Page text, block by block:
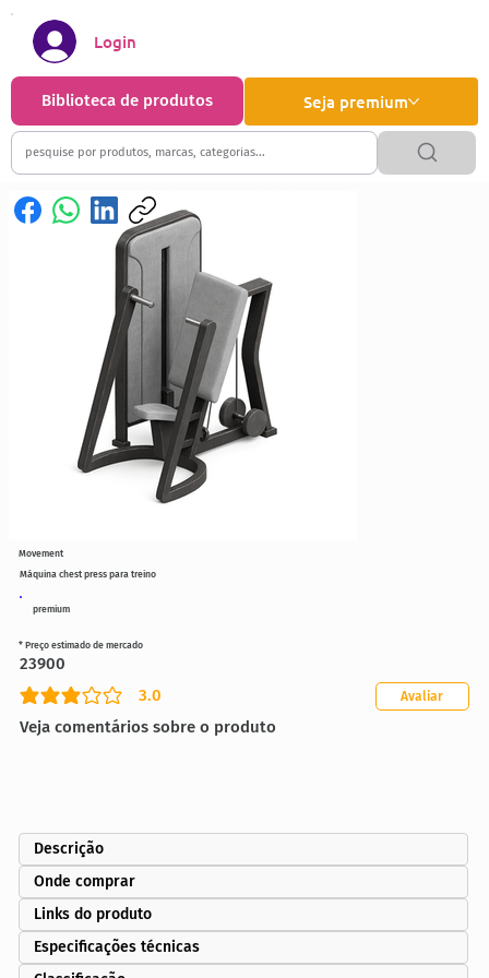
Seja premium
Biblioteca de produtos
Login
premium
Máquina chest press para treino
3.0
classificação média é 3 de 5
Veja comentários sobre o produto
Avaliar
* Preço estimado de mercado
23900
Movement
Descrição
Onde comprar
Links do produto
Especificações técnicas